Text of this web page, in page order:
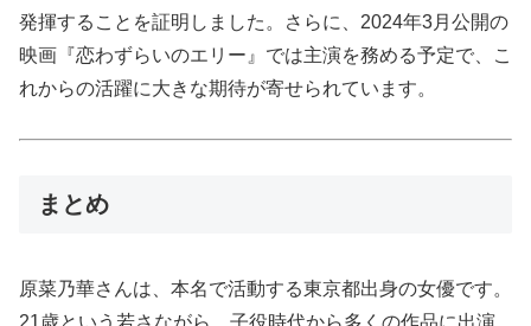
発揮することを証明しました。さらに、2024年3月公開の
映画『恋わずらいのエリー』では主演を務める予定で、こ
れからの活躍に大きな期待が寄せられています。
まとめ
原菜乃華さんは、本名で活動する東京都出身の女優です。
21歳という若さながら、子役時代から多くの作品に出演